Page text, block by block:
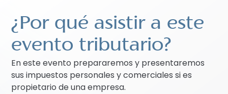
¿Por qué asistir a este
evento tributario?
En este evento prepararemos y presentaremos
sus impuestos personales y comerciales si es
propietario de una empresa.